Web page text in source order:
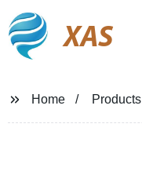
XAS
Home Products